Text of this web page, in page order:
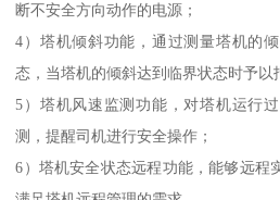
断不安全方向动作的电源；
4）塔机倾斜功能，通过测量塔机的
态，当塔机的倾斜达到临界状态时予以
5）塔机风速监测功能，对塔机运行
测，提醒司机进行安全操作；
6）塔机安全状态远程功能，能够远程